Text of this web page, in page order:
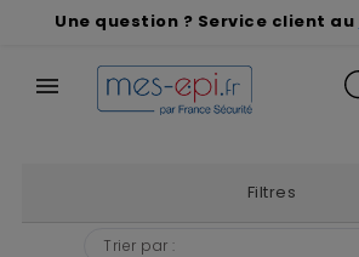
Une question ? Service client au
Filtres
Trier par :